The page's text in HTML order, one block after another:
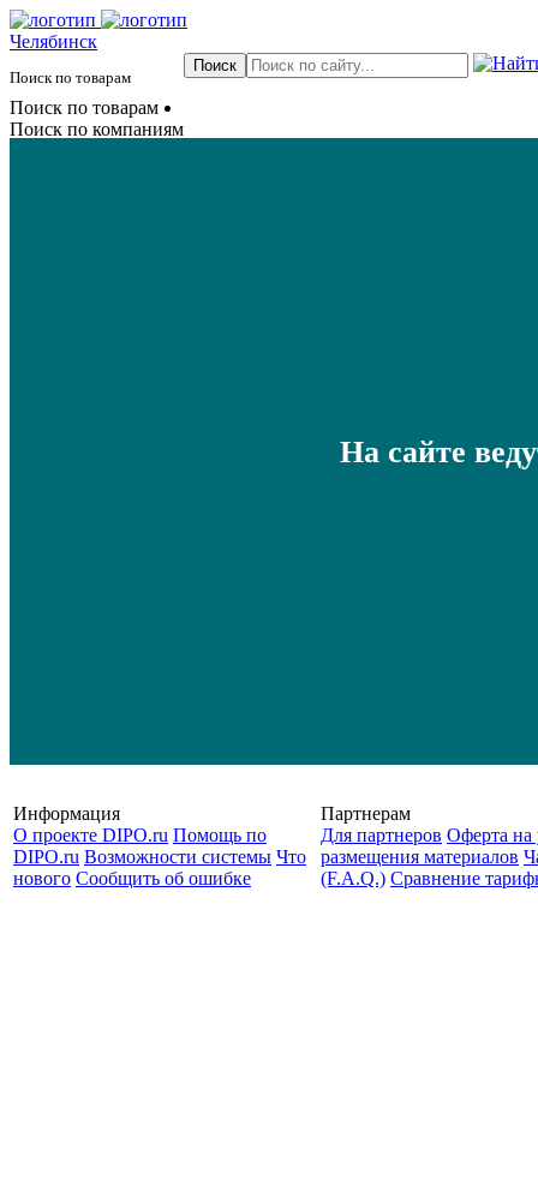
Челябинск
Поиск по товарам
Поиск по товарам
Поиск по компаниям
На сайте
Информация
О проекте DIPO.ru Помощь по
DIPO.ru Возможности системы Что
нового Сообщить об ошибке
Партнерам
Для партнеров Оферта на
размещения материалов
(F.A.Q.) Cравнение